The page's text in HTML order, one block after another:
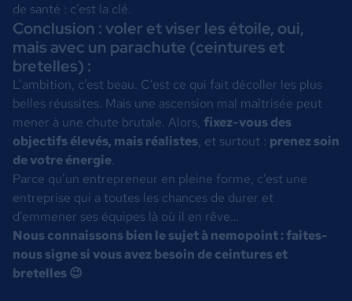
de santé : c’est la clé.
Conclusion : voler et viser les étoile, oui,
mais avec un parachute (ceintures et
bretelles) :
L’ambition, c’est beau. C’est ce qui fait décoller les plus
belles réussites. Mais une ascension mal maîtrisée peut
mener à une chute brutale. Alors, fixez-vous des
objectifs élevés, mais réalistes, et surtout : prenez soin
de votre énergie.
Parce qu’un entrepreneur en pleine forme, c’est une
entreprise qui a toutes les chances de durer et
d’emmener ses équipes là où il en rêve…
Nous connaissons bien le sujet à nemopoint : faites-
nous signe si vous avez besoin de ceintures et
bretelles 😉